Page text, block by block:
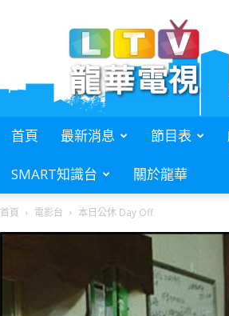
電
首頁 最新消息 節目表
SMART知識台 關於龍華
首頁 電影台 本日公休 Day Off